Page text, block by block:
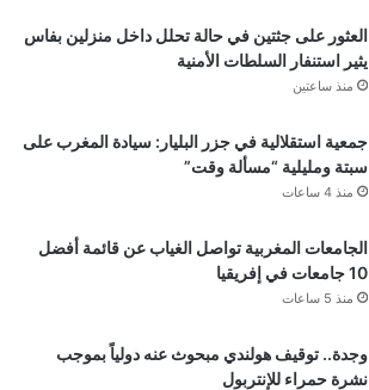
العثور على جثتين في حالة تحلل داخل منزلين بفاس
يثير استنفار السلطات الأمنية
منذ ساعتين
جمعية استقلالية في جزر البليار: سيادة المغرب على
سبتة ومليلية “مسألة وقت”
منذ 4 ساعات
الجامعات المغربية تواصل الغياب عن قائمة أفضل
10 جامعات في إفريقيا
منذ 5 ساعات
وجدة.. توقيف هولندي مبحوث عنه دولياً بموجب
نشرة حمراء للإنتربول